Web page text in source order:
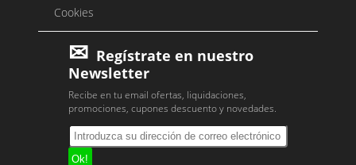
Cookies
Regístrate en nuestro
Newsletter
Recibe en tu email ofertas, liquidaciones,
promociones, cupones descuento y novedades.